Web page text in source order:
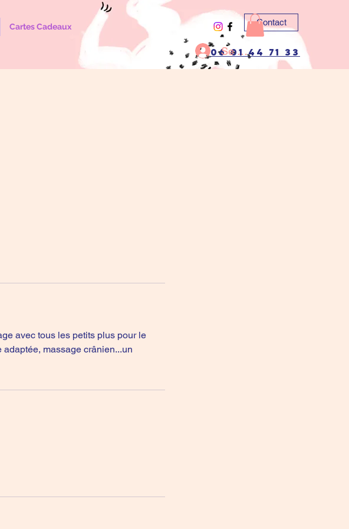
Cartes Cadeaux Contact
06 01 44 71 33
Se connecter
avec tous les petits plus pour le
massage crânien...un